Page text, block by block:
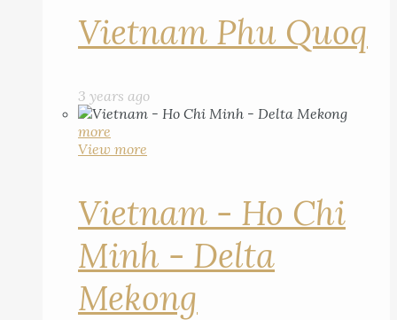
Vietnam Phu Quoq
3 years ago
more
View more
Vietnam - Ho Chi
Minh - Delta
Mekong